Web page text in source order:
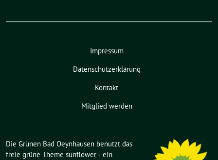
Impressum
Datenschutzerklärung
Kontakt
Mitglied werden
Die Grünen Bad Oeynhausen benutzt das
freie grüne Theme sunflower ‐ ein